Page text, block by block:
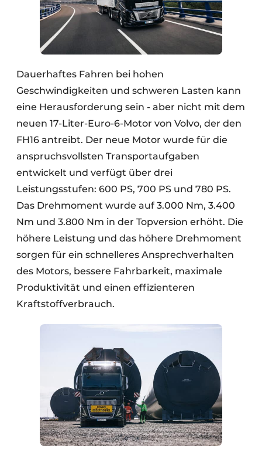
Dauerhaftes Fahren bei hohen
Geschwindigkeiten und schweren Lasten kann
eine Herausforderung sein - aber nicht mit dem
neuen 17-Liter-Euro-6-Motor von Volvo, der den
FH16 antreibt. Der neue Motor wurde für die
anspruchsvollsten Transportaufgaben
entwickelt und verfügt über drei
Leistungsstufen: 600 PS, 700 PS und 780 PS.
Das Drehmoment wurde auf 3.000 Nm, 3.400
Nm und 3.800 Nm in der Topversion erhöht. Die
höhere Leistung und das höhere Drehmoment
sorgen für ein schnelleres Ansprechverhalten
des Motors, bessere Fahrbarkeit, maximale
Produktivität und einen effizienteren
Kraftstoffverbrauch.